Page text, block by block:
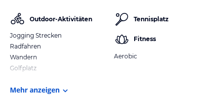
Outdoor-Aktivitäten
Jogging Strecken
Radfahren
Wandern
Golfplatz
Tennisplatz
Fitness
Aerobic
Mehr anzeigen